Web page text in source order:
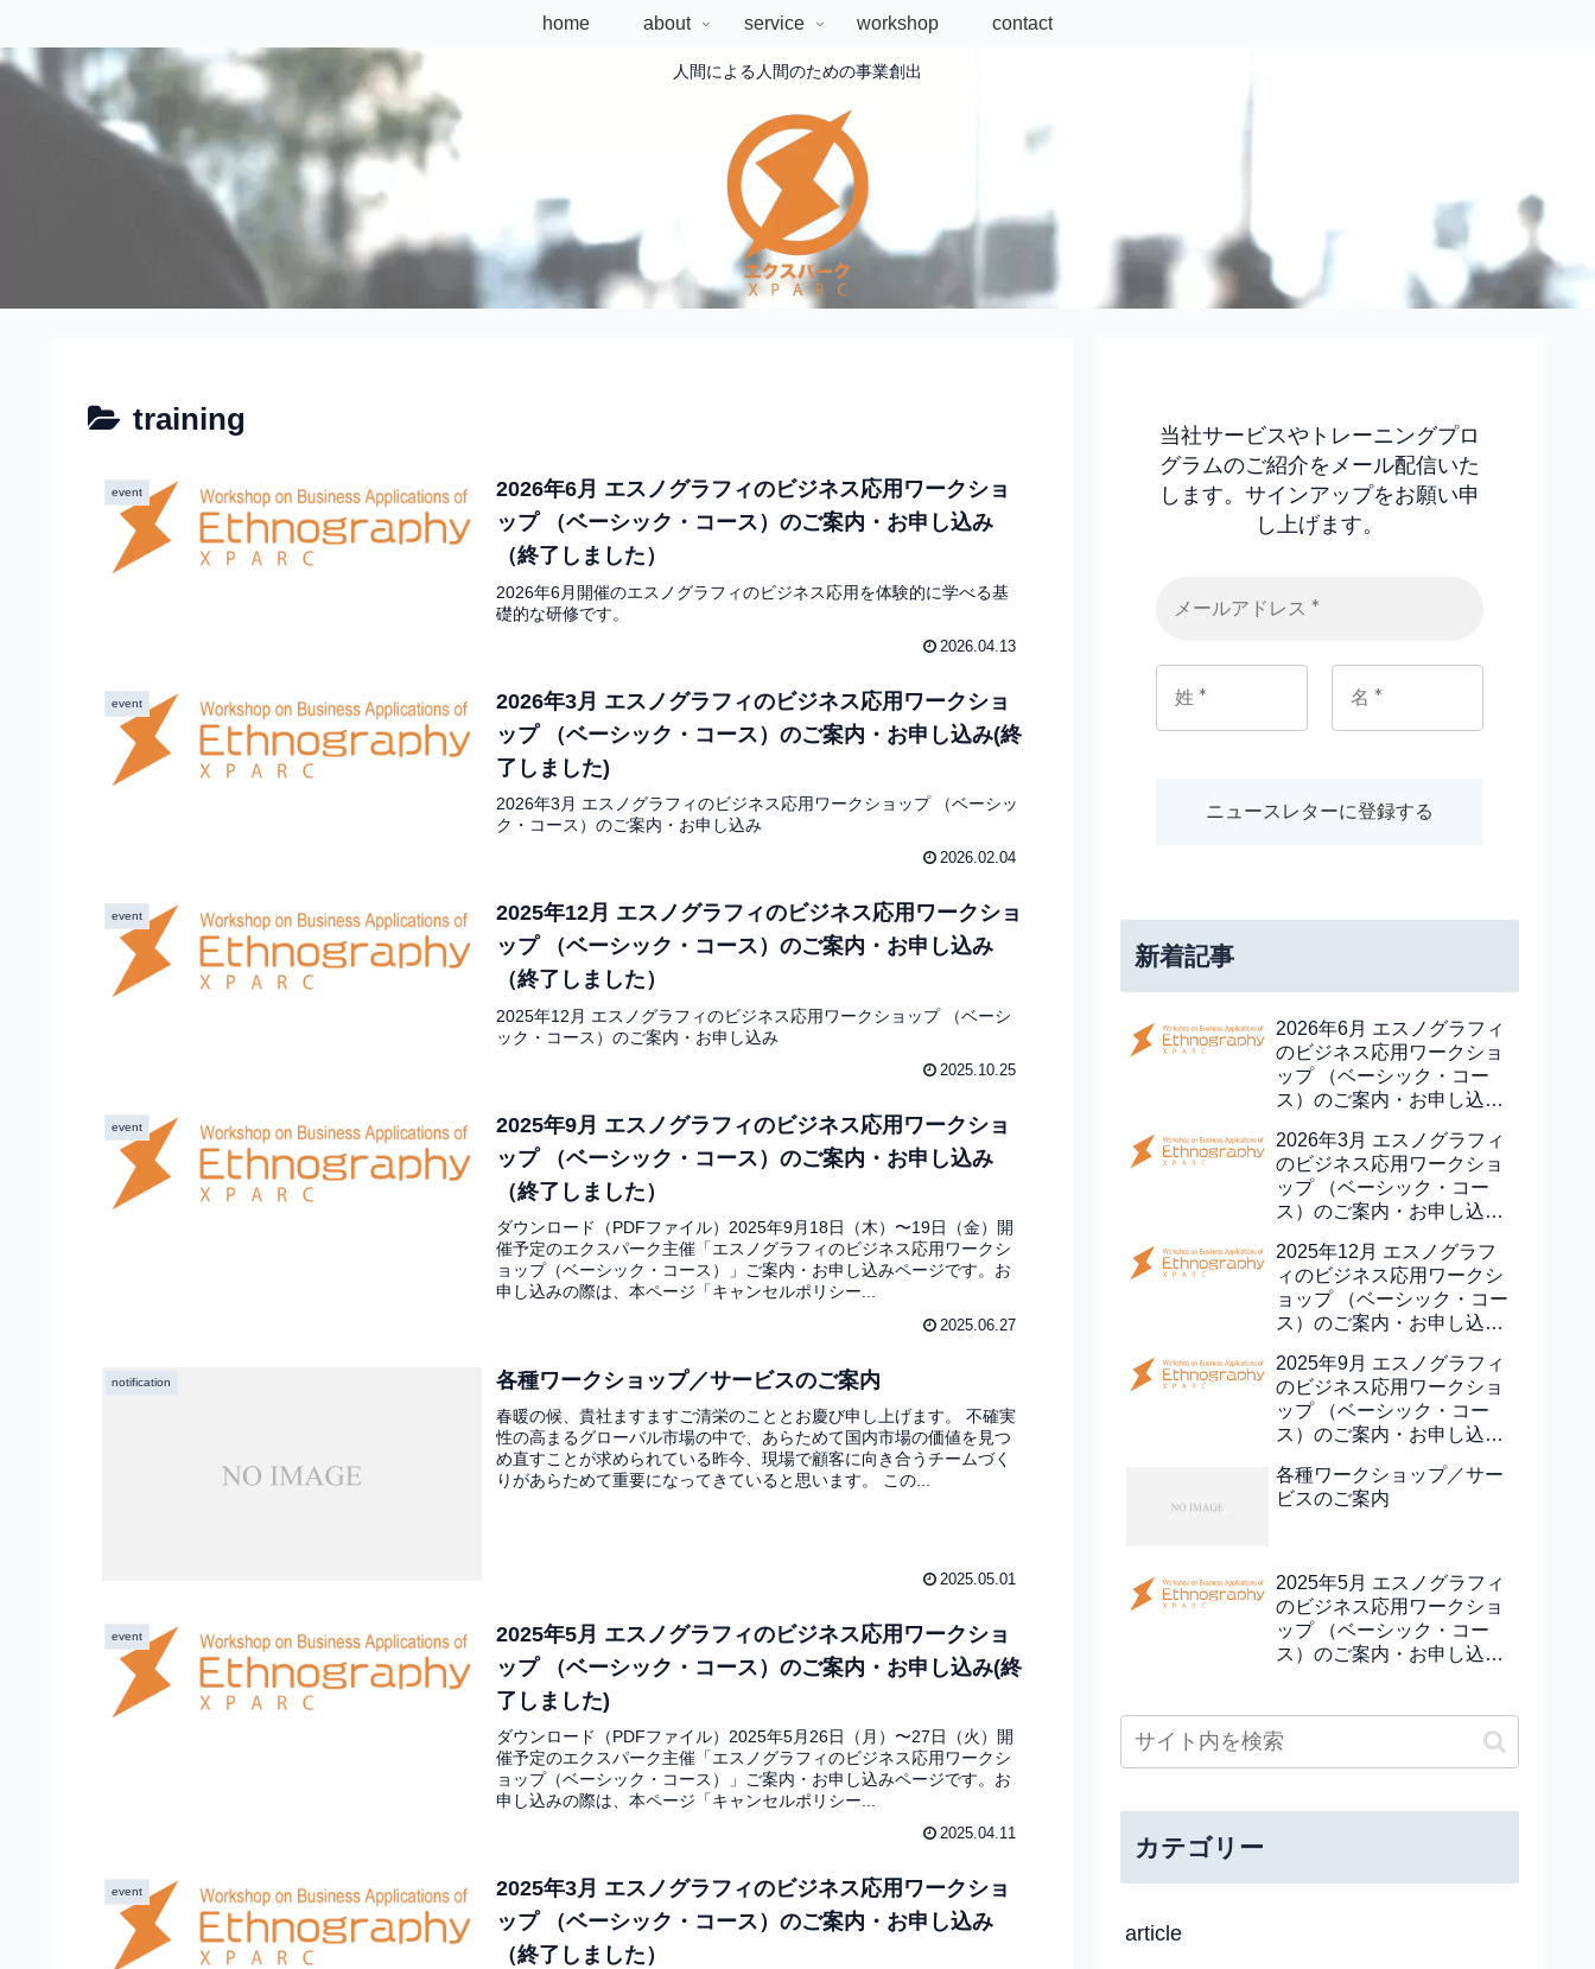
人間による人間のための事業創出
home about service workshop contact
training
event
2026年6月 エスノグラフィのビジネス応用ワークショ
ップ （ベーシック・コース）のご案内・お申し込み
（終了しました）
2026年6月開催のエスノグラフィのビジネス応用を体験的に学べる基
礎的な研修です。
2026.04.13
event
2026年3月 エスノグラフィのビジネス応用ワークショ
ップ （ベーシック・コース）のご案内・お申し込み(終
了しました)
2026年3月 エスノグラフィのビジネス応用ワークショップ （ベーシッ
ク・コース）のご案内・お申し込み
2026.02.04
event
2025年12月 エスノグラフィのビジネス応用ワークショ
ップ （ベーシック・コース）のご案内・お申し込み
（終了しました）
2025年12月 エスノグラフィのビジネス応用ワークショップ （ベーシ
ック・コース）のご案内・お申し込み
2025.10.25
event
2025年9月 エスノグラフィのビジネス応用ワークショ
ップ （ベーシック・コース）のご案内・お申し込み
（終了しました）
ダウンロード（PDFファイル）2025年9月18日（木）〜19日（金）開
催予定のエクスパーク主催「エスノグラフィのビジネス応用ワークシ
ョップ（ベーシック・コース）」ご案内・お申し込みページです。お
申し込みの際は、本ページ「キャンセルポリシー...
2025.06.27
notification 各種ワークショップ／サービスのご案内
春暖の候、貴社ますますご清栄のこととお慶び申し上げます。 不確実
性の高まるグローバル市場の中で、あらためて国内市場の価値を見つ
め直すことが求められている昨今、現場で顧客に向き合うチームづく
りがあらためて重要になってきていると思います。 この...
2025.05.01
event
2025年5月 エスノグラフィのビジネス応用ワークショ
ップ （ベーシック・コース）のご案内・お申し込み(終
了しました)
ダウンロード（PDFファイル）2025年5月26日（月）〜27日（火）開
催予定のエクスパーク主催「エスノグラフィのビジネス応用ワークシ
ョップ（ベーシック・コース）」ご案内・お申し込みページです。お
申し込みの際は、本ページ「キャンセルポリシー...
2025.04.11
event
2025年3月 エスノグラフィのビジネス応用ワークショ
ップ （ベーシック・コース）のご案内・お申し込み
（終了しました）
当社サービスやトレーニングプロ
グラムのご紹介をメール配信いた
します。サインアップをお願い申
し上げます。
新着記事
2026年6月 エスノグラフィ
のビジネス応用ワークショ
ップ （ベーシック・コー
ス）のご案内・お申し込み
2026年3月 エスノグラフィ
のビジネス応用ワークショ
ップ （ベーシック・コー
ス）のご案内・お申し込み
2025年12月 エスノグラフ
ィのビジネス応用ワークシ
ョップ （ベーシック・コー
ス）のご案内・お申し込み
2025年9月 エスノグラフィ
のビジネス応用ワークショ
ップ （ベーシック・コー
ス）のご案内・お申し込み
各種ワークショップ／サー
ビスのご案内
2025年5月 エスノグラフィ
のビジネス応用ワークショ
ップ （ベーシック・コー
ス）のご案内・お申し込み
カテゴリー
article